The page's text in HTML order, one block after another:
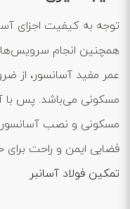
توجه به کیفیت اجزای
همچنین انجام
عمر مفید آسانسور، از
مسکونی می‌باشد. پس با
مسکونی و نصب آسانسور
فضایی ایمن و راحت برای
تمکین فولاد آسانبر